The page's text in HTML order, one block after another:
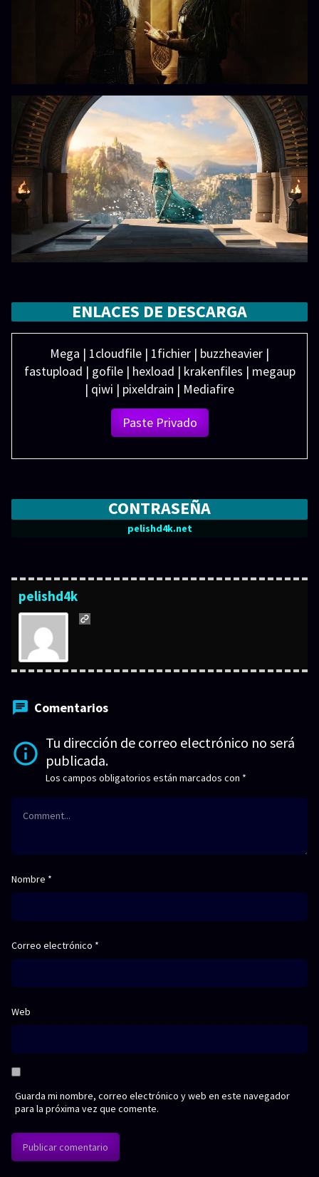
ENLACES DE DESCARGA
Mega | 1cloudfile | 1fichier | buzzheavier |
fastupload | gofile | hexload | krakenfiles | megaup
| qiwi | pixeldrain | Mediafire
Paste Privado
CONTRASEÑA
pelishd4k.net
pelishd4k
Comentarios
Tu dirección de correo electrónico no será
publicada.
Los campos obligatorios están marcados con *
Nombre *
Correo electrónico *
Web
Guarda mi nombre, correo electrónico y web en este navegador
para la próxima vez que comente.